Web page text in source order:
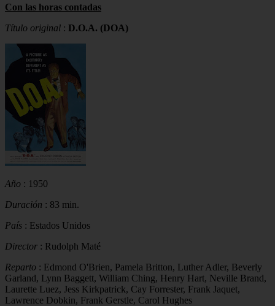
Con las horas contadas
Título original : D.O.A. (DOA)
Año : 1950
Duración : 83 min.
País : Estados Unidos
Director : Rudolph Maté
Reparto : Edmond O'Brien, Pamela Britton, Luther Adler, Beverly
Garland, Lynn Baggett, William Ching, Henry Hart, Neville Brand,
Laurette Luez, Jess Kirkpatrick, Cay Forrester, Frank Jaquet,
Lawrence Dobkin, Frank Gerstle, Carol Hughes